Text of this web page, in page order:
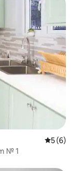
Средна
5 (6)
№ 1